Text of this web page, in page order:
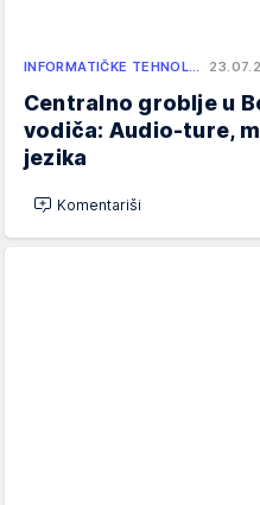
INFORMATIČKE TEHNOL…
Centralno groblje u
vodiča: Audio-ture,
jezika
Komentariši